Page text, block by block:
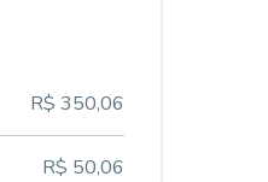
R$ 350,06
R$ 50,06